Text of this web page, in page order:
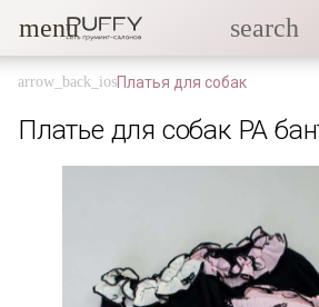
menu search
Платья для собак
Платье для собак PA